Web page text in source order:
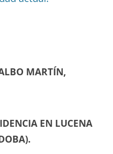
MARTÍN,
EN LUCENA